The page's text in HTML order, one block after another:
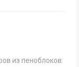
из пеноблоков: